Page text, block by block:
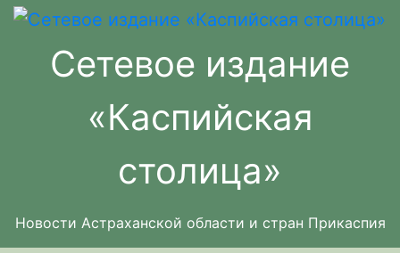
Перейти
содержимомуСетевое издание
«Каспийская
столица»
Новости Астраханской области и стран Прикаспия